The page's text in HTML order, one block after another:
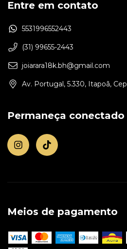
Entre em contato
5531996552443
(31) 99655-2443
joiarara18k.bh@gmail.com
Av. Portugal, 5.330, Itapoã,
Permaneça conectado
Meios de pagamento